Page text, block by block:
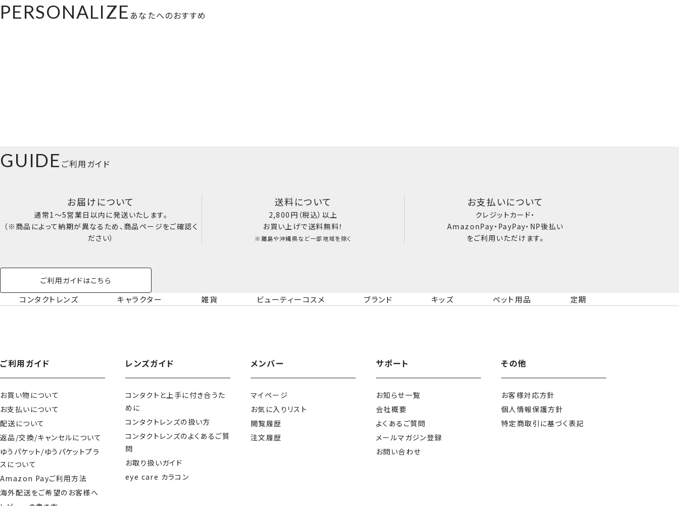
PERSONALIZE あなたへのおすすめ
GUIDE ご利用ガイド
お届けについて
通常1～5営業日以内に発送いたします。
（※商品によって納期が異なるため、商品ページをご確認く
ださい）
送料について
2,800円（税込）以上
お買い上げで送料無料！
※離島や沖縄県など一部地域を除く
お支払いについて
クレジットカード・
AmazonPay・PayPay・NP後払い
をご利用いただけます。
ご利用ガイドはこちら
コンタクトレンズ キャラクター 雑貨 ビューティーコスメ ブランド キッズ ペット用品 定期
ご利用ガイド
お買い物について
お支払いについて
配送について
返品/交換/キャンセルについて
ゆうパケット/ゆうパケットプラ
スについて
Amazon Payご利用方法
海外配送をご希望のお客様へ
レンズガイド
コンタクトと上手に付き合うた
めに
コンタクトレンズの扱い方
コンタクトレンズのよくあるご質
問
お取り扱いガイド
eye care カラコン
メンバー
マイページ
お気に入りリスト
閲覧履歴
注文履歴
サポート
お知らせ一覧
会社概要
よくあるご質問
メールマガジン登録
お問い合わせ
その他
お客様対応方針
個人情報保護方針
特定商取引に基づく表記